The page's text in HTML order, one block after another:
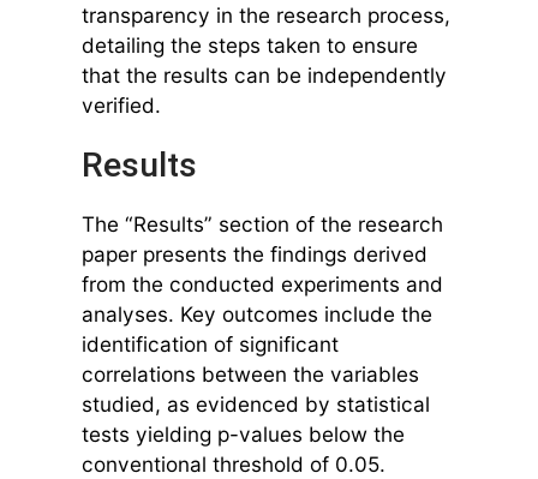
transparency in the research process,
detailing the steps taken to ensure
that the results can be independently
verified.
Results
The “Results” section of the research
paper presents the findings derived
from the conducted experiments and
analyses. Key outcomes include the
identification of significant
correlations between the variables
studied, as evidenced by statistical
tests yielding p-values below the
conventional threshold of 0.05.